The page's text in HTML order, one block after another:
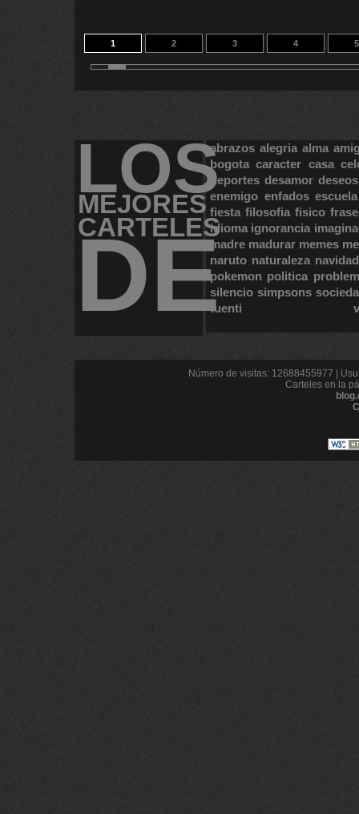
1 2 3 4 5
11 12 13 14
LOS
MEJORES
CARTELES
DE
abrazos alegria alma
bogota caracter casa
deportes desamor deseos
enemigo enfados escuela
fiesta filosofia fisico
idioma ignorancia
madre madurar memes
naruto naturaleza navidad
pokemon politica
silencio simpsons
tuenti
Número de visitas: 12688455977 |
Carteles en la